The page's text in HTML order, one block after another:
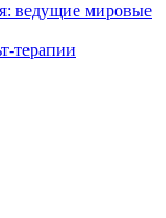
ведущие мировые
терапии